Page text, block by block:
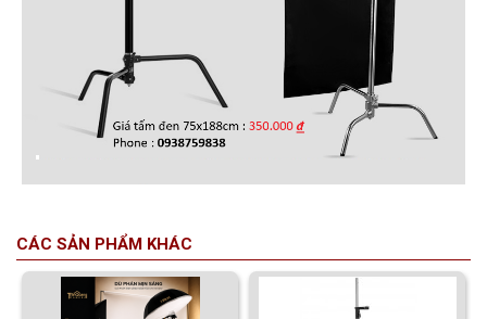
CÁC SẢN PHẨM KHÁC